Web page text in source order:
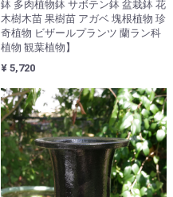
鉢 多肉植物鉢 サボテン鉢 盆栽鉢 花
木樹木苗 果樹苗 アガベ 塊根植物 珍
奇植物 ビザールプランツ 蘭ラン科
植物 観葉植物】
¥ 5,720